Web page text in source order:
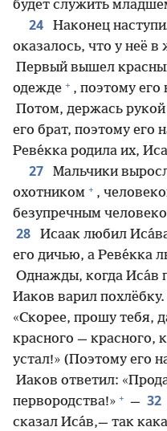
будет служить
24
Наконец
оказалось, что у неё
Первый вышел
одежде + , поэтому его
Потом, держась рукой
его брат, поэтому его
Реве́кка родила их,
27
Мальчики
охотником + ,
безупречным
28
Исаак любил
его дичью, а Реве́кка
Однажды, когда Иса́в
Иаков варил похлёбку.
«Скорее, прошу тебя,
красного — красного,
устал!» (Поэтому его
Иаков ответил:
первородства!» + — 32
сказал Иса́в,— так